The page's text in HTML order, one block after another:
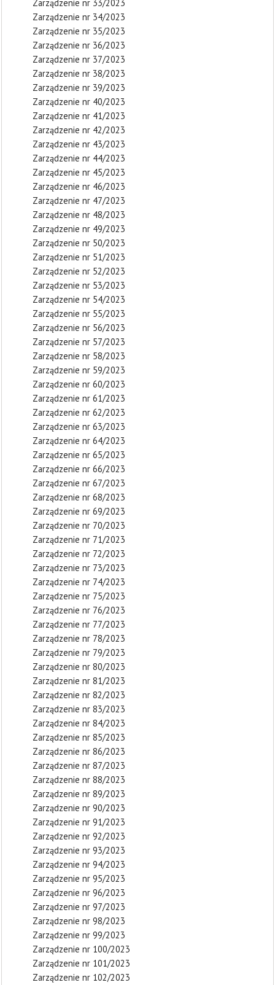
Zarządzenie nr 33/2023
Zarządzenie nr 34/2023
Zarządzenie nr 35/2023
Zarządzenie nr 36/2023
Zarządzenie nr 37/2023
Zarządzenie nr 38/2023
Zarządzenie nr 39/2023
Zarządzenie nr 40/2023
Zarządzenie nr 41/2023
Zarządzenie nr 42/2023
Zarządzenie nr 43/2023
Zarządzenie nr 44/2023
Zarządzenie nr 45/2023
Zarządzenie nr 46/2023
Zarządzenie nr 47/2023
Zarządzenie nr 48/2023
Zarządzenie nr 49/2023
Zarządzenie nr 50/2023
Zarządzenie nr 51/2023
Zarządzenie nr 52/2023
Zarządzenie nr 53/2023
Zarządzenie nr 54/2023
Zarządzenie nr 55/2023
Zarządzenie nr 56/2023
Zarządzenie nr 57/2023
Zarządzenie nr 58/2023
Zarządzenie nr 59/2023
Zarządzenie nr 60/2023
Zarządzenie nr 61/2023
Zarządzenie nr 62/2023
Zarządzenie nr 63/2023
Zarządzenie nr 64/2023
Zarządzenie nr 65/2023
Zarządzenie nr 66/2023
Zarządzenie nr 67/2023
Zarządzenie nr 68/2023
Zarządzenie nr 69/2023
Zarządzenie nr 70/2023
Zarządzenie nr 71/2023
Zarządzenie nr 72/2023
Zarządzenie nr 73/2023
Zarządzenie nr 74/2023
Zarządzenie nr 75/2023
Zarządzenie nr 76/2023
Zarządzenie nr 77/2023
Zarządzenie nr 78/2023
Zarządzenie nr 79/2023
Zarządzenie nr 80/2023
Zarządzenie nr 81/2023
Zarządzenie nr 82/2023
Zarządzenie nr 83/2023
Zarządzenie nr 84/2023
Zarządzenie nr 85/2023
Zarządzenie nr 86/2023
Zarządzenie nr 87/2023
Zarządzenie nr 88/2023
Zarządzenie nr 89/2023
Zarządzenie nr 90/2023
Zarządzenie nr 91/2023
Zarządzenie nr 92/2023
Zarządzenie nr 93/2023
Zarządzenie nr 94/2023
Zarządzenie nr 95/2023
Zarządzenie nr 96/2023
Zarządzenie nr 97/2023
Zarządzenie nr 98/2023
Zarządzenie nr 99/2023
Zarządzenie nr 100/2023
Zarządzenie nr 101/2023
Zarządzenie nr 102/2023